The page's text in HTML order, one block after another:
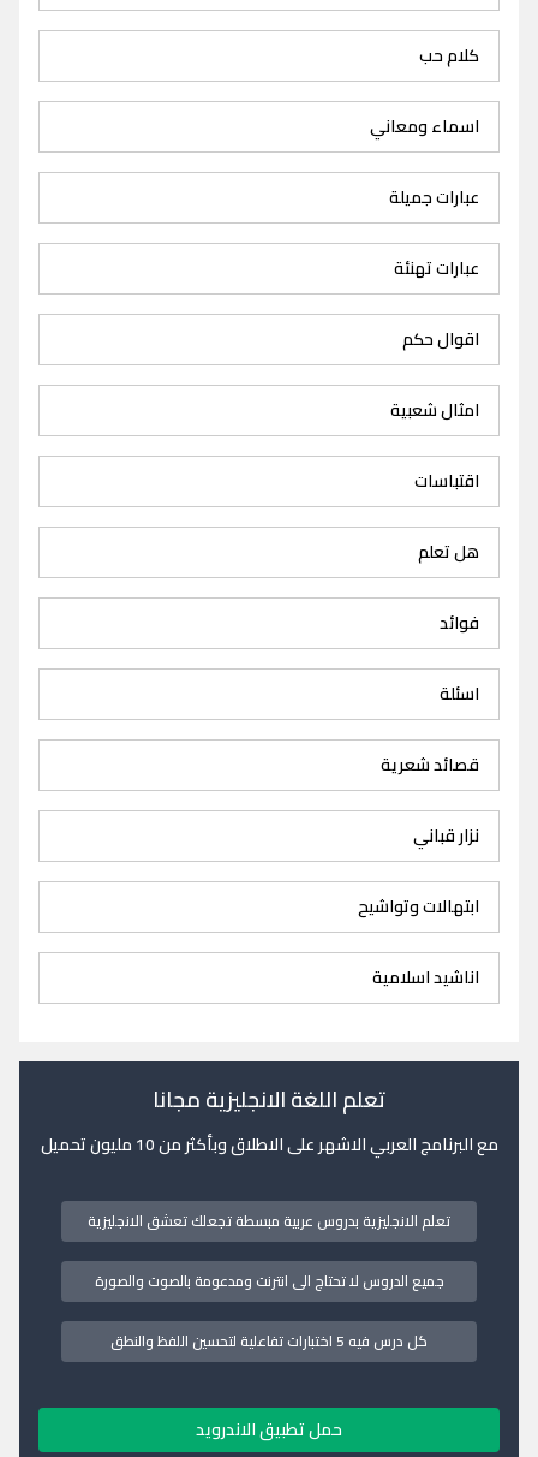
كلام حب
اسماء ومعاني
عبارات جميلة
عبارات تهنئة
اقوال حكم
امثال شعبية
اقتباسات
هل تعلم
فوائد
اسئلة
قصائد شعرية
نزار قباني
ابتهالات وتواشيح
اناشيد اسلامية
تعلم اللغة الانجليزية مجانا
مع البرنامج العربي الاشهر على الاطلاق وبأكثر من 10 مليون تحميل
تعلم الانجليزية بدروس عربية مبسطة تجعلك تعشق الانجليزية
جميع الدروس لا تحتاج الى انترنت ومدعومة بالصوت والصورة
كل درس فيه 5 اختبارات تفاعلية لتحسين اللفظ والنطق
حمل تطبيق الاندرويد